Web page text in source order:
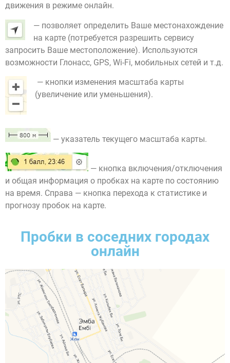
движения в режиме онлайн.
— позволяет определить Ваше местонахождение
на карте (потребуется разрешить сервису
запросить Ваше местоположение). Используются
возможности Глонасс, GPS, Wi-Fi, мобильных сетей и т.д.
— кнопки изменения масштаба карты
(увеличение или уменьшения).
— указатель текущего масштаба карты.
— кнопка включения/отключения
и общая информация о пробках на карте по состоянию
на время. Справа — кнопка перехода к статистике и
прогнозу пробок на карте.
Пробки в соседних городах
онлайн